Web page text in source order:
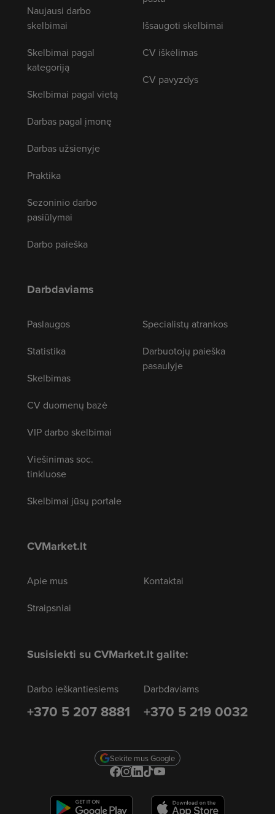
Naujausi darbo
skelbimai
Skelbimai pagal
kategoriją
Skelbimai pagal vietą
Darbas pagal įmonę
Darbas užsienyje
Praktika
Sezoninio darbo
pasiūlymai
Darbo paieška
Išsaugoti skelbimai
CV iškėlimas
CV pavyzdys
Darbdaviams
Paslaugos
Statistika
Skelbimas
CV duomenų bazė
VIP darbo skelbimai
Viešinimas soc.
tinkluose
Skelbimai jūsų portale
Specialistų atrankos
Darbuotojų paieška
pasaulyje
CVMarket.lt
Apie mus
Straipsniai
Kontaktai
Susisiekti su CVMarket.lt galite:
Darbo ieškantiesiems
+370 5 207 8881
Darbdaviams
+370 5 219 0032
Sekite mus Google